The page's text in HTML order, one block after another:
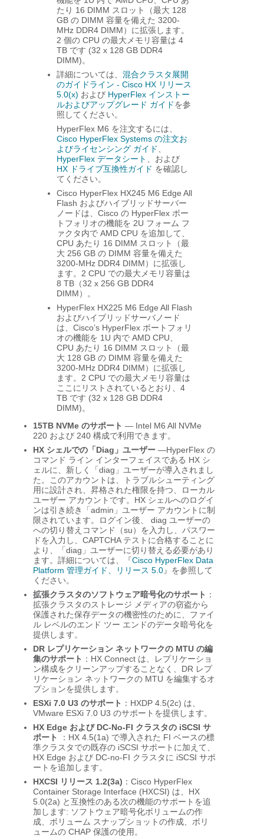
たり 16 DIMM スロット（最大 128
GB の DIMM 容量を備えた 3200-
MHz DDR4 DIMM）に拡張します。
2 個の CPU の最大メモリ容量は 4
TB です (32 x 128 GB DDR4
DIMM)。
詳細については、 混合クラスタ展開
のガイドライン - Cisco HX リリース
5.0(x) および HyperFlex インストー
ルおよびアップグレード ガイドを参
照してください。
HyperFlex M6 を注文するには、
Cisco HyperFlex Systems の注文お
よびライセンシング ガイド
HyperFlex データシート
、および
HX ドライブ互換性ガイド を確認し
てください。
Cisco HyperFlex HX245 M6 Edge All
Flash およびハイブリッドサーバー
ノードは、Cisco の HyperFlex ポー
トフォリオの機能を 2U フォーム フ
ァクタ内で AMD CPU を追加して、
CPU あたり 16 DIMM スロット（最
大 256 GB の DIMM 容量を備えた
3200-MHz DDR4 DIMM）に拡張し
ます。2 CPU での最大メモリ容量は
8 TB（32 x 256 GB DDR4
DIMM）。
HyperFlex HX225 M6 Edge All Flash
およびハイブリッドサーバノード
は、Cisco’s HyperFlex ポートフォリ
オの機能を 1U 内で AMD CPU、
CPU あたり 16 DIMM スロット（最
大 128 GB の DIMM 容量を備えた
3200-MHz DDR4 DIMM）に拡張し
ます。2 CPU での最大メモリ容量は
ここにリストされているとおり、4
TB です (32 x 128 GB DDR4
DIMM)。
15TB NVMe のサポート — Intel M6 All NVMe
220 および 240 構成で利用できます。
HX シェルでの「Diag」ユーザー —HyperFlex の
コマンド ライン インターフェイスである HX シ
ェルに、新しく「diag」ユーザーが導入されまし
た。このアカウントは、トラブルシューティング
用に設計され、昇格された権限を持つ、ローカル
ユーザー アカウントです。HX シェルへのログイ
ンは引き続き「admin」ユーザー アカウントに制
限されています。ログイン後、 diag ユーザーの
への切り替えコマンド（su）を入力し、パスワー
ドを入力し、CAPTCHA テストに合格することに
より、「diag」ユーザーに切り替える必要があり
ます。詳細については、『Cisco HyperFlex Data
Platform 管理ガイド、リリース 5.0』を参照して
ください。
拡張クラスタのソフトウェア暗号化のサポート ：
拡張クラスタのストレージ メディアの窃盗から
保護された保存データの機密性のために、ファイ
ル レベルのエンド ツー エンドのデータ暗号化を
提供します。
DR レプリケーション ネットワークの MTU の編
集のサポート ：HX Connect は、レプリケーショ
ン構成をクリーンアップすることなく、DR レプ
リケーション ネットワークの MTU を編集するオ
プションを提供します。
ESXi 7.0 U3 のサポート ：HXDP 4.5(2c) は、
VMware ESXi 7.0 U3 のサポートを提供します。
HX Edge および DC-No-FI クラスタの iSCSI サ
ポート
：HX 4.5(1a) で導入された FI ベースの標
準クラスタでの既存の iSCSI サポートに加えて、
HX Edge および DC-no-FI クラスタに iSCSI サポ
ートを追加します。
HXCSI リリース 1.2(3a) ：Cisco HyperFlex
Container Storage Interface (HXCSI) は、HX
5.0(2a) と互換性のある次の機能のサポートを追
加します: ソフトウェア暗号化ボリュームの作
成、ボリューム スナップショットの作成、ボリ
ュームの CHAP 保護の使用。